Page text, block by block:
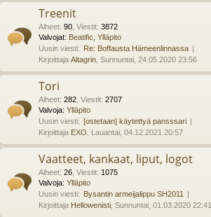
Treenit
Aiheet: 90 Viestit: 3872
Valvojat: Beatific Ylläpito
Uusin viesti: Re: Boffausta Hämeenlinnassa
Kirjoittaja Altagrin , Sunnuntai, 24.05.2020 23:56
Tori
Aiheet: 282 Viestit: 2707
Valvoja: Ylläpito
Uusin viesti: [ostetaan] käytettyä pansssari
Kirjoittaja EXO , Lauantai, 04.12.2021 20:57
Vaatteet, kankaat, liput, logot
Aiheet: 26 Viestit: 1075
Valvoja: Ylläpito
Uusin viesti: Bysantin armeijalippu SH2011
Kirjoittaja Hellowenisti , Sunnuntai, 01.03.2020 22:41